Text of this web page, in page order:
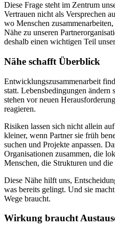
Diese Frage steht im Zentrum
Vertrauen nicht als Versprechen
wo Menschen
Nähe zu unseren
deshalb einen wichtigen Teil
Nähe schafft Überblick
Entwicklungszusammenarbeit
statt. Lebensbedingungen
stehen vor neuen
reagieren.
Risiken lassen sich nicht allein
kleiner, wenn Partner sie früh
suchen und Projekte anpassen.
Organisationen zusammen, die
Menschen, die Strukturen und
Diese Nähe hilft uns,
was bereits gelingt. Und sie
Wege braucht.
Wirkung braucht